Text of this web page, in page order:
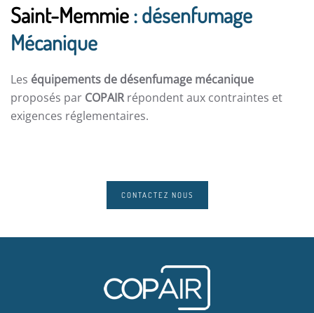
Saint-Memmie: désenfumage
Mécanique
Les équipements de désenfumage mécanique
proposés par COPAIRrépondent aux contraintes et
exigences réglementaires.
CONTACTEZ NOUS